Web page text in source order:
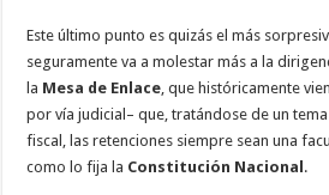
Este último punto es quizás el más
seguramente va a molestar más a la
la Mesa de Enlace , que históricamente
por vía judicial– que, tratándose de un
fiscal, las retenciones siempre sean una
como lo fija la Constitución Nacional .